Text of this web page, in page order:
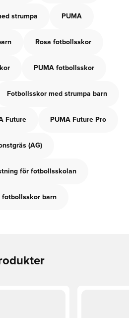
strumpa PUMA
Rosa fotbollsskor
PUMA fotbollsskor
Fotbollsskor med strumpa barn
Future PUMA Future Pro
(AG)
för fotbollsskolan
fotbollsskor barn